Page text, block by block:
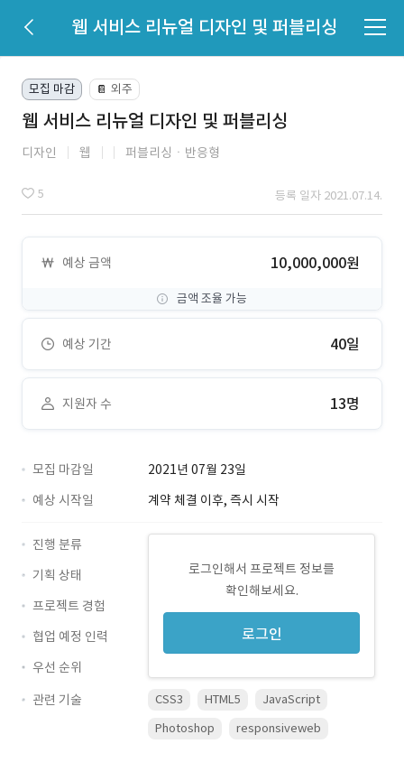
웹 서비스 리뉴얼 디자인 및 퍼블리싱
모집 마감 📔 외주
웹 서비스 리뉴얼 디자인 및 퍼블리싱
디자인 웹 퍼블리싱ㆍ반응형
5 등록 일자 2021.07.14.
예상 금액 10,000,000원
금액 조율 가능
예상 기간 40일
지원자 수 13명
모집 마감일
2021년 07월 23일
예상 시작일
계약 체결 이후, 즉시 시작
로그인해서 프로젝트 정보를
확인해보세요.
로그인
진행 분류
기획 상태
프로젝트 경험
협업 예정 인력
우선 순위
관련 기술
CSS3 HTML5
JavaScript
Photoshop
responsiveweb